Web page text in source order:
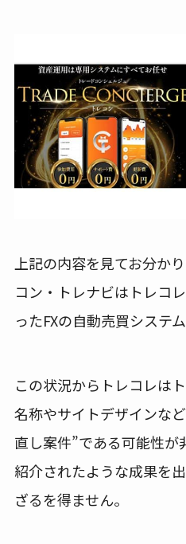
上記の内容を見てお分か
コン・トレナビはトレコ
ったFXの自動売買システム
この状況からトレコレは
名称やサイトデザインな
直し案件”である可能性
紹介されたような成果を
ざるを得ません。